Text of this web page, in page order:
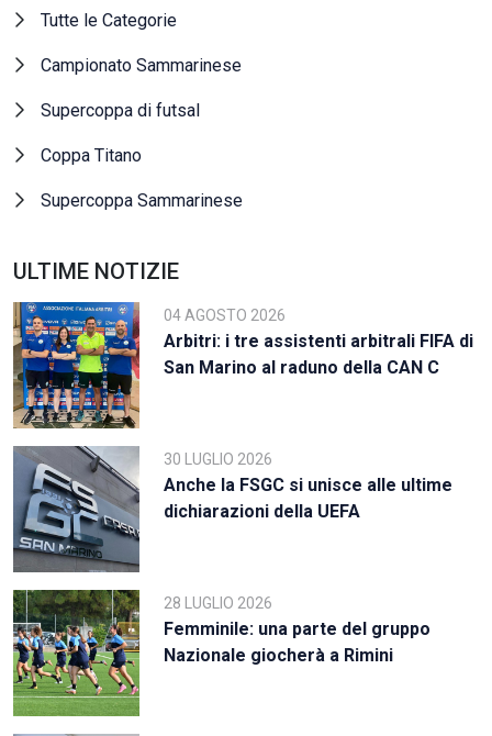
Tutte le Categorie
Campionato Sammarinese
Supercoppa di futsal
Coppa Titano
Supercoppa Sammarinese
ULTIME NOTIZIE
04 AGOSTO 2026
Arbitri: i tre assistenti arbitrali FIFA di
San Marino al raduno della CAN C
30 LUGLIO 2026
Anche la FSGC si unisce alle ultime
dichiarazioni della UEFA
28 LUGLIO 2026
Femminile: una parte del gruppo
Nazionale giocherà a Rimini